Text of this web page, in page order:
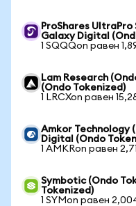
ProShares
Galaxy Digital
1 SQQQon равен
Lam Research
(Ondo Tokenized)
1 LRCXon равен
Amkor Technology
Digital (Ondo
1 AMKRon равен
Symbotic (Ondo
Tokenized)
1 SYMon равен